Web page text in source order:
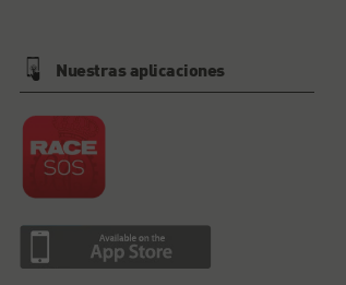
Nuestras aplicaciones